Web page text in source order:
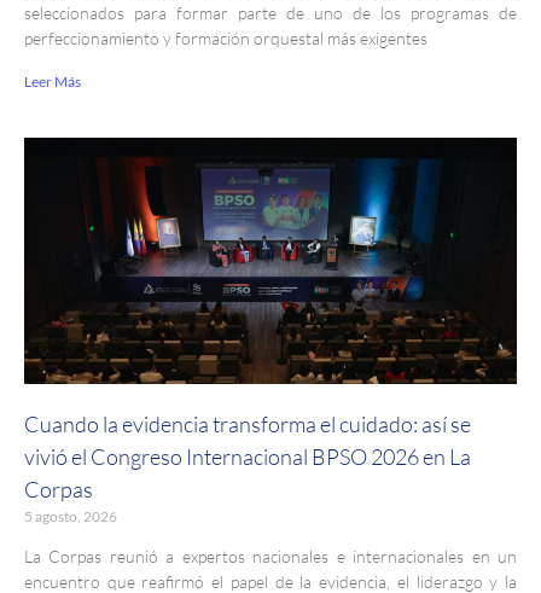
seleccionados para formar parte de uno de los programas de
perfeccionamiento y formación orquestal más exigentes
Leer Más
Cuando la evidencia transforma el cuidado: así se
vivió el Congreso Internacional BPSO 2026 en La
Corpas
5 agosto, 2026
La Corpas reunió a expertos nacionales e internacionales en un
encuentro que reafirmó el papel de la evidencia, el liderazgo y la